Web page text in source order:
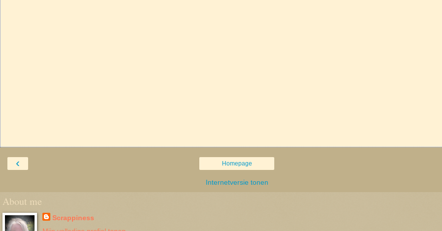
‹ Homepage
Internetversie tonen
About me
Scrappiness